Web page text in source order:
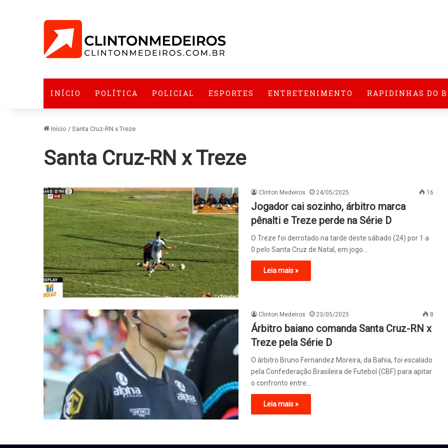
INÍCIO POLÍTICA POLICIAL ESPORTES ENTRETENIMENTO RAPIDINHAS DO
Início / Santa Cruz-RN x Treze
Santa Cruz-RN x Treze
Clinton Medeiros 24/05/2025 16
Jogador cai sozinho, árbitro marca
pênalti e Treze perde na Série D
O Treze foi derrotado na tarde deste sábado (24) por 1 a
0 pelo Santa Cruz de Natal, em jogo…
Leia mais »
Clinton Medeiros 23/05/2025 8
Árbitro baiano comanda Santa Cruz-RN x
Treze pela Série D
O árbitro Bruno Fernandez Moreira, da Bahia, foi escalado
pela Confederação Brasileira de Futebol (CBF) para apitar
o confronto entre…
Leia mais »